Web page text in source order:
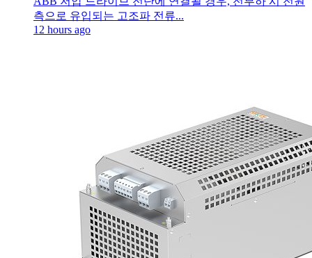
측으로 유입되는 고조파 전류...
12 hours ago